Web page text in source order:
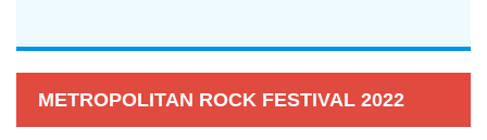
METROPOLITAN ROCK FESTIVAL 2022